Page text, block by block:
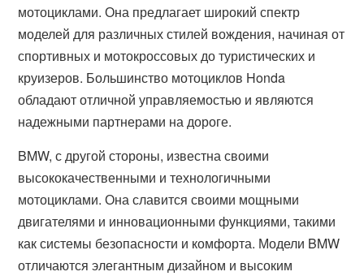
мотоциклами. Она предлагает широкий спектр
моделей для различных стилей вождения, начиная от
спортивных и мотокроссовых до туристических и
круизеров. Большинство мотоциклов Honda
обладают отличной управляемостью и являются
надежными партнерами на дороге.
BMW, с другой стороны, известна своими
высококачественными и технологичными
мотоциклами. Она славится своими мощными
двигателями и инновационными функциями, такими
как системы безопасности и комфорта. Модели BMW
отличаются элегантным дизайном и высоким